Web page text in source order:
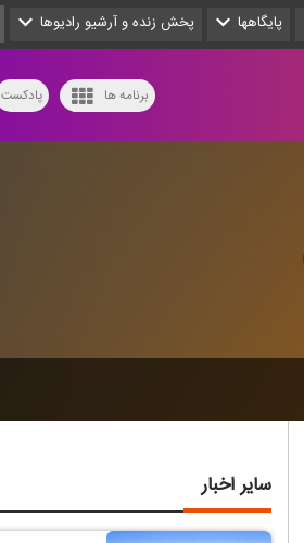
پایگاهها پخش زنده و آرشیو رادیوها
برنامه ها پادکست
سایر اخبار